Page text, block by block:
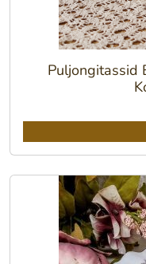
Puljongitassid